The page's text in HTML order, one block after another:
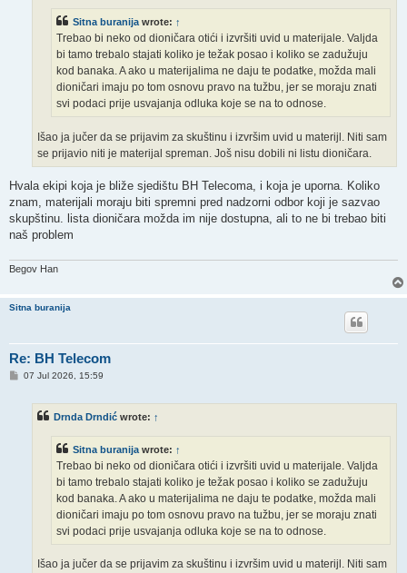
Sitna buranija wrote: ↑
Trebao bi neko od dioničara otići i izvršiti uvid u materijale. Valjda
bi tamo trebalo stajati koliko je težak posao i koliko se zadužuju
kod banaka. A ako u materijalima ne daju te podatke, možda mali
dioničari imaju po tom osnovu pravo na tužbu, jer se moraju znati
svi podaci prije usvajanja odluka koje se na to odnose.
Išao ja jučer da se prijavim za skuštinu i izvršim uvid u materijl. Niti sam
se prijavio niti je materijal spreman. Još nisu dobili ni listu dioničara.
Hvala ekipi koja je bliže sjedištu BH Telecoma, i koja je uporna. Koliko
znam, materijali moraju biti spremni pred nadzorni odbor koji je sazvao
skupštinu. lista dioničara možda im nije dostupna, ali to ne bi trebao biti
naš problem
Begov Han
Sitna buranija
Re: BH Telecom
P07 Jul 2026, 15:59
Drnda Drndić wrote: ↑
Sitna buranija wrote: ↑
Trebao bi neko od dioničara otići i izvršiti uvid u materijale. Valjda
bi tamo trebalo stajati koliko je težak posao i koliko se zadužuju
kod banaka. A ako u materijalima ne daju te podatke, možda mali
dioničari imaju po tom osnovu pravo na tužbu, jer se moraju znati
svi podaci prije usvajanja odluka koje se na to odnose.
Išao ja jučer da se prijavim za skuštinu i izvršim uvid u materijl. Niti sam